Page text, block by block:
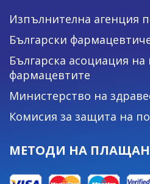
Изпълнителна агенция
Български
Българска асоциация
фармацевтите
Министерство на
Комисия за защита на
МЕТОДИ НА